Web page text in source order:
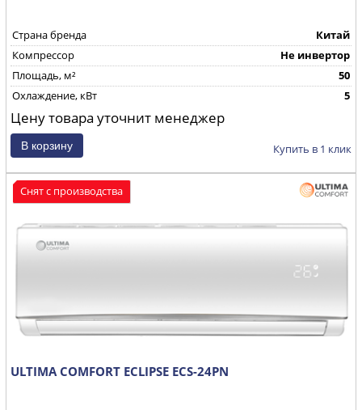
Страна бренда
Китай
Компрессор
Не инвертор
Площадь, м²
50
Охлаждение, кВт
5
Цену товара уточнит менеджер
Купить в 1 клик
Снят с производства
ULTIMA COMFORT ECLIPSE ECS-24PN